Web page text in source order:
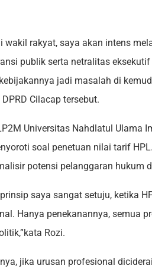
wakil rakyat, saya akan intens
publik serta netralitas
jadi masalah di
Cilacap tersebut.
Universitas Nahdlatul Ulama
soal penetuan nilai tarif
potensi pelanggaran hukum
saya sangat setuju, ketika
Hanya penekanannya, semua
Rozi.
jika urusan profesional